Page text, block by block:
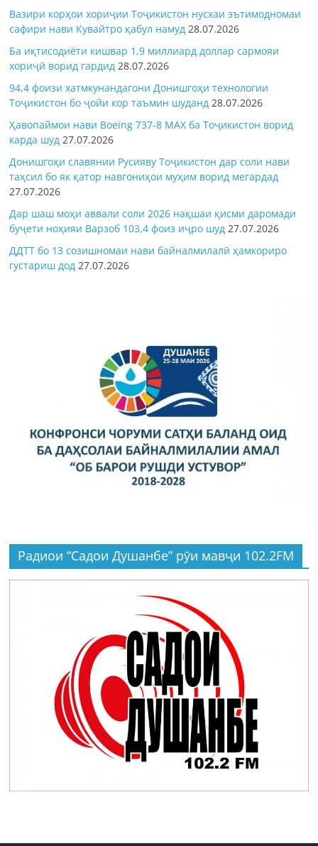
Вазири корҳои хориҷии Тоҷикистон нусхаи эътимодномаи
сафири нави Кувайтро қабул намуд 28.07.2026
Ба иқтисодиёти кишвар 1,9 миллиард доллар сармояи
хориҷӣ ворид гардид 28.07.2026
94,4 фоизи хатмкунандагони Донишгоҳи технологии
Тоҷикистон бо ҷойи кор таъмин шуданд 28.07.2026
Ҳавопаймои нави Boeing 737-8 MAX ба Тоҷикистон ворид
карда шуд 27.07.2026
Донишгоҳи славянии Русияву Тоҷикистон дар соли нави
таҳсил бо як қатор навгониҳои муҳим ворид мегардад
27.07.2026
Дар шаш моҳи аввали соли 2026 нақшаи қисми даромади
буҷети ноҳияи Варзоб 103,4 фоиз иҷро шуд 27.07.2026
ДДТТ бо 13 созишномаи нави байналмилалӣ ҳамкориро
густариш дод 27.07.2026
Радиои “Садои Душанбе” рӯи мавҷи 102.2FM